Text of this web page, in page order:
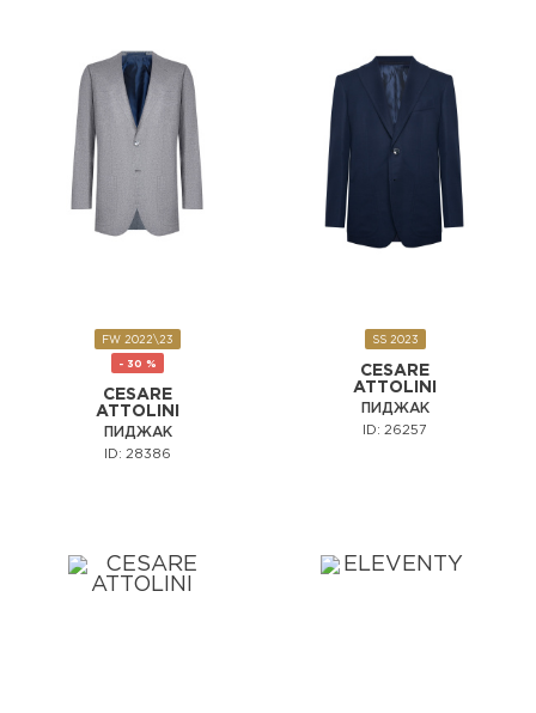
FW 2022\23
- 30 %
CESARE
ATTOLINI
ПИДЖАК
ID: 28386
SS 2023
CESARE
ATTOLINI
ПИДЖАК
ID: 26257